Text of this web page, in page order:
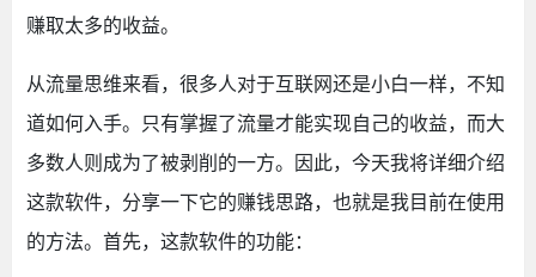
赚取太多的收益。
从流量思维来看，很多人对于互联网还是小白一样，不知
道如何入手。只有掌握了流量才能实现自己的收益，而大
多数人则成为了被剥削的一方。因此，今天我将详细介绍
这款软件，分享一下它的赚钱思路，也就是我目前在使用
的方法。首先，这款软件的功能：